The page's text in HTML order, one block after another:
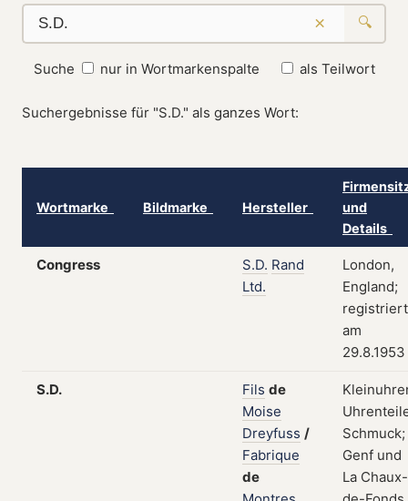
× 🔍
Suche nur in Wortmarkenspalte als Teilwort
Suchergebnisse für "S.D." als ganzes Wort:
Wortmarke Bildmarke Hersteller
und
Details
Congress S.D. Rand
Ltd.
London,
England;
registriert
am
29.8.1953
S.D. Fils de
Moise
Dreyfuss /
Fabrique
de
Schmuck;
Genf und
La Chaux-